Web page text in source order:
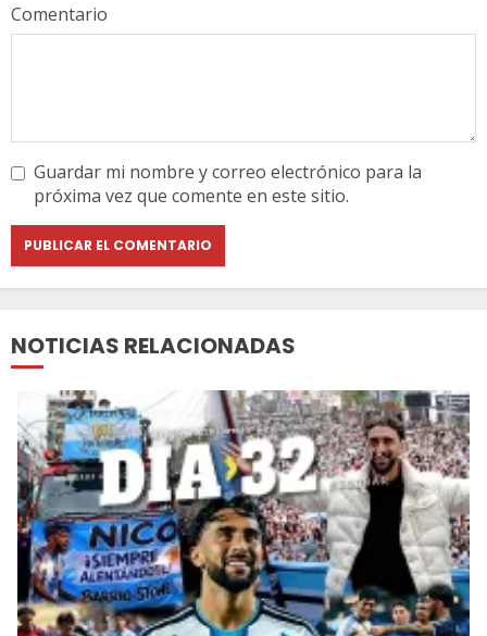
Comentario
Guardar mi nombre y correo electrónico para la
próxima vez que comente en este sitio.
NOTICIAS RELACIONADAS